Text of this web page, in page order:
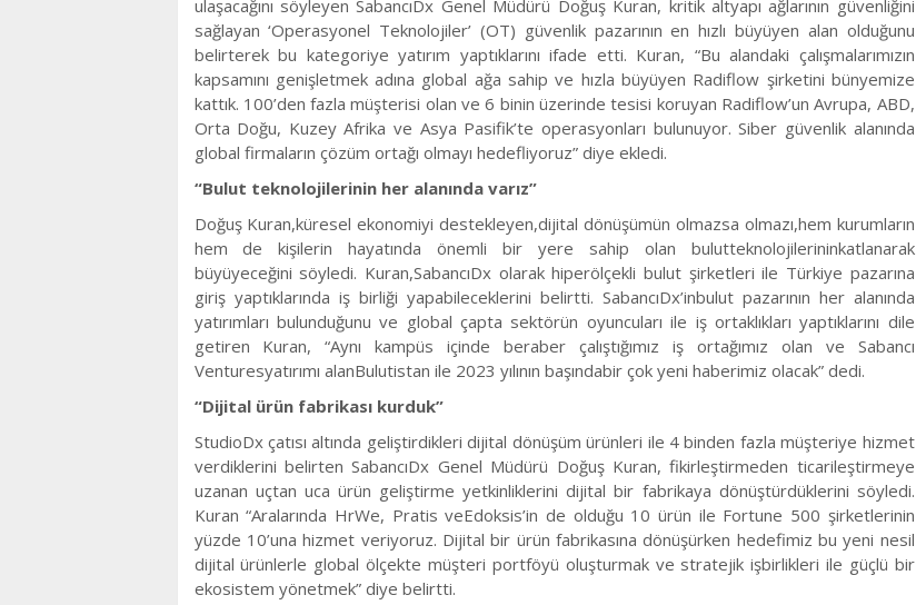
ulaşacağını söyleyen SabancıDx Genel Müdürü Doğuş Kuran, kritik altyapı ağlarının güvenliğini
sağlayan ‘Operasyonel Teknolojiler’ (OT) güvenlik pazarının en hızlı büyüyen alan olduğunu
belirterek bu kategoriye yatırım yaptıklarını ifade etti. Kuran, “Bu alandaki çalışmalarımızın
kapsamını genişletmek adına global ağa sahip ve hızla büyüyen Radiflow şirketini bünyemize
kattık. 100’den fazla müşterisi olan ve 6 binin üzerinde tesisi koruyan Radiflow’un Avrupa, ABD,
Orta Doğu, Kuzey Afrika ve Asya Pasifik’te operasyonları bulunuyor. Siber güvenlik alanında
global firmaların çözüm ortağı olmayı hedefliyoruz” diye ekledi.
“Bulut teknolojilerinin her alanında varız”
Doğuş Kuran,küresel ekonomiyi destekleyen,dijital dönüşümün olmazsa olmazı,hem kurumların
hem de kişilerin hayatında önemli bir yere sahip olan bulutteknolojilerininkatlanarak
büyüyeceğini söyledi. Kuran,SabancıDx olarak hiperölçekli bulut şirketleri ile Türkiye pazarına
giriş yaptıklarında iş birliği yapabileceklerini belirtti. SabancıDx’inbulut pazarının her alanında
yatırımları bulunduğunu ve global çapta sektörün oyuncuları ile iş ortaklıkları yaptıklarını dile
getiren Kuran, “Aynı kampüs içinde beraber çalıştığımız iş ortağımız olan ve Sabancı
Venturesyatırımı alanBulutistan ile 2023 yılının başındabir çok yeni haberimiz olacak” dedi.
“Dijital ürün fabrikası kurduk”
StudioDx çatısı altında geliştirdikleri dijital dönüşüm ürünleri ile 4 binden fazla müşteriye hizmet
verdiklerini belirten SabancıDx Genel Müdürü Doğuş Kuran, fikirleştirmeden ticarileştirmeye
uzanan uçtan uca ürün geliştirme yetkinliklerini dijital bir fabrikaya dönüştürdüklerini söyledi.
Kuran “Aralarında HrWe, Pratis veEdoksis’in de olduğu 10 ürün ile Fortune 500 şirketlerinin
yüzde 10’una hizmet veriyoruz. Dijital bir ürün fabrikasına dönüşürken hedefimiz bu yeni nesil
dijital ürünlerle global ölçekte müşteri portföyü oluşturmak ve stratejik işbirlikleri ile güçlü bir
ekosistem yönetmek” diye belirtti.